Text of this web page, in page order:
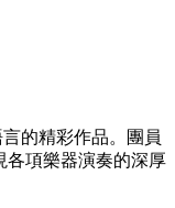
的精彩作品。團員
各項樂器演奏的深厚